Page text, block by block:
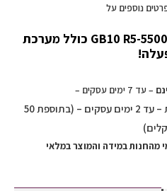
/
Xbox
One
PC
נוספים על
מחשב גיימינג GB10 R5-5500-RTX3070 כולל מערכת
– עד 7 ימים עסקים –
משלוח באמצעות שליח עד הבית – עד 2 ימים עסקים – (בתוספת 50
מהחנות במידה והמוצר במלאי